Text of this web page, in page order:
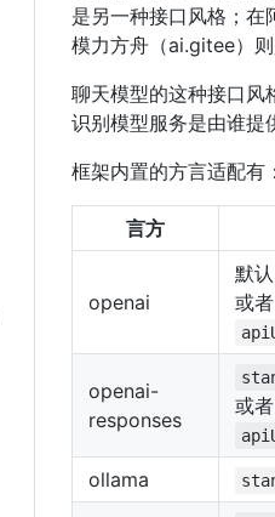
是另一种接口风格；
模力方舟（ai.gitee）
聊天模型的这种接口
识别模型服务是由谁提
框架内置的方言适配有
言方
openai
默认
或者
openai-
responses
或者
ollama